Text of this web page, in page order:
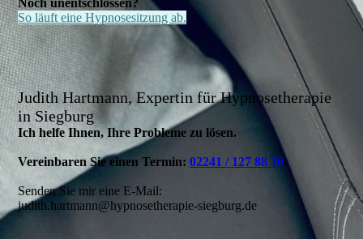
Noch unentschlossen?
So läuft eine Hypnosesitzung ab.
Judith Hartmann, Expertin für Hypnosetherapie
in Siegburg
Ich helfe Ihnen, Ihre Probleme zu lösen.
Vereinbaren Sie einen Termin:02241 / 127 88 10
Senden Sie mir eine E-Mail:
judith.hartmann@hypnosetherapie-siegburg.de